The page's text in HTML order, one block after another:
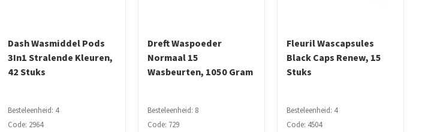
Dash Wasmiddel Pods
3In1 Stralende Kleuren,
42 Stuks
Besteleenheid: 4
Code: 2964
Dreft Waspoeder
Normaal 15
Wasbeurten, 1050 Gram
Besteleenheid: 8
Code: 729
Fleuril Wascapsules
Black Caps Renew, 15
Stuks
Besteleenheid: 4
Code: 4504